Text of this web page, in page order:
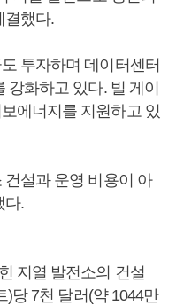
결했다.
투자하며 데이터센터
화하고 있다. 빌 게이
에너지를 지원하고 있
설과 운영 비용이 아
다.
지열 발전소의 건설
)당 7천 달러(약 1044만